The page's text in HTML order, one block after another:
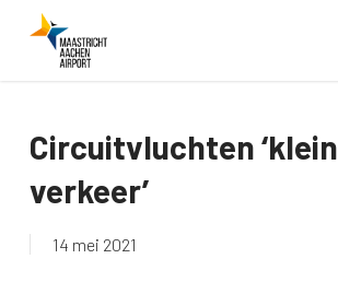
Circuitvluchten ‘klein
verkeer’
14 mei 2021